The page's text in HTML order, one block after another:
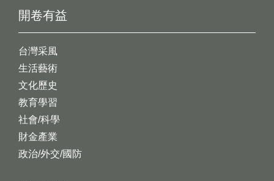
開卷有益
台灣采風
生活藝術
文化歷史
教育學習
社會/科學
財金產業
政治/外交/國防